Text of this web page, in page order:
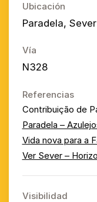
Ubicación
Paradela,
Vía
N328
Referencias
Contribuição de
Paradela –
Vida nova para a
Ver Sever –
Visibilidad